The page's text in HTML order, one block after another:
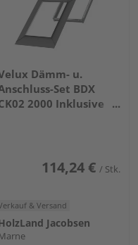
Dämm- u.
Set BDX
2000 Inklusive
114,24 € / Stk.
& Versand
Jacobsen